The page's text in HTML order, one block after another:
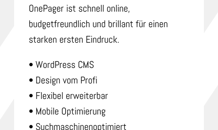
OnePager ist schnell online,
budgetfreundlich und brillant für einen
starken ersten Eindruck.
• WordPress CMS
• Design vom Profi
• Flexibel erweiterbar
• Mobile Optimierung
• Suchmaschinenoptimiert